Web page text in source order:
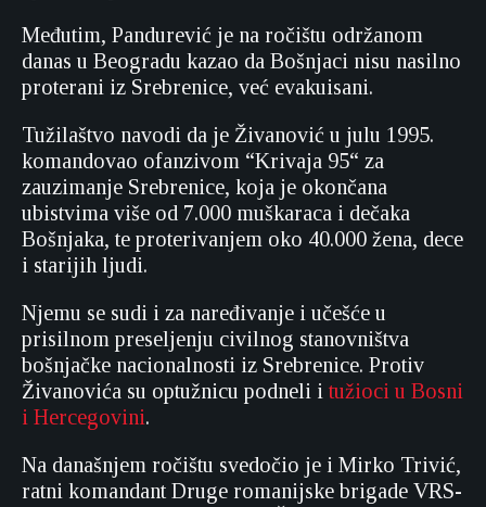
Međutim, Pandurević je na ročištu održanom
danas u Beogradu kazao da Bošnjaci nisu nasilno
proterani iz Srebrenice, već evakuisani.
Tužilaštvo navodi da je Živanović u julu 1995.
komandovao ofanzivom “Krivaja 95“ za
zauzimanje Srebrenice, koja je okončana
ubistvima više od 7.000 muškaraca i dečaka
Bošnjaka, te proterivanjem oko 40.000 žena, dece
i starijih ljudi.
Njemu se sudi i za naređivanje i učešće u
prisilnom preseljenju civilnog stanovništva
bošnjačke nacionalnosti iz Srebrenice. Protiv
Živanovića su optužnicu podneli i tužioci u Bosni
i Hercegovini.
Na današnjem ročištu svedočio je i Mirko Trivić,
ratni komandant Druge romanijske brigade VRS-